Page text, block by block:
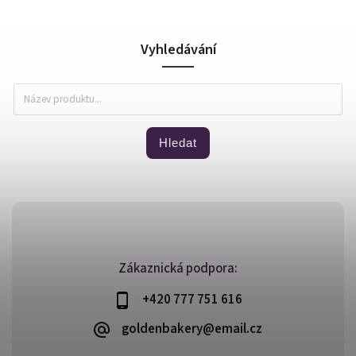
Zákaznická podpora:
+420 777 751 616
goldenbakery@email.cz
Vyhledávání
Hledat